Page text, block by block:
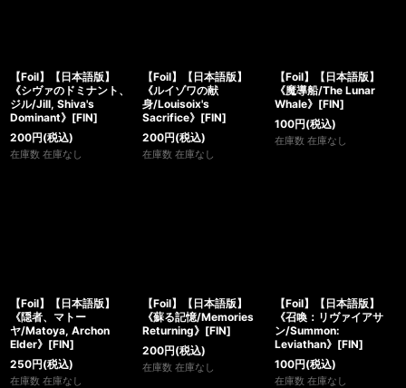
【Foil】【日本語版】
《シヴァのドミナント、
ジル/Jill, Shiva's
Dominant》[FIN]
200円(税込)
在庫数 在庫なし
【Foil】【日本語版】
《ルイゾワの献
身/Louisoix's
Sacrifice》[FIN]
200円(税込)
在庫数 在庫なし
【Foil】【日本語版】
《魔導船/The Lunar
Whale》[FIN]
100円(税込)
在庫数 在庫なし
【Foil】【日本語版】
《隠者、マトー
ヤ/Matoya, Archon
Elder》[FIN]
250円(税込)
在庫数 在庫なし
【Foil】【日本語版】
《蘇る記憶/Memories
Returning》[FIN]
200円(税込)
在庫数 在庫なし
【Foil】【日本語版】
《召喚：リヴァイアサ
ン/Summon:
Leviathan》[FIN]
100円(税込)
在庫数 在庫なし